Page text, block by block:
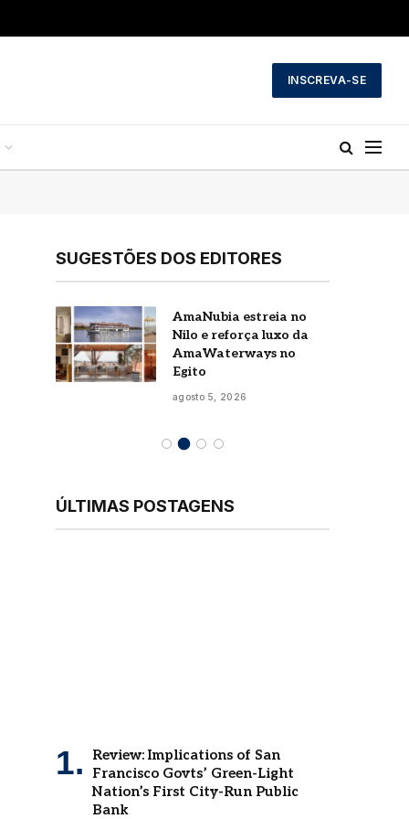
INSCREVA-SE
SUGESTÕES DOS EDITORES
AmaNubia estreia no
Nilo e reforça luxo da
AmaWaterways no
Egito
agosto 5, 2026
ÚLTIMAS POSTAGENS
Review: Implications of San
Francisco Govts’ Green-Light
Nation’s First City-Run Public
Bank